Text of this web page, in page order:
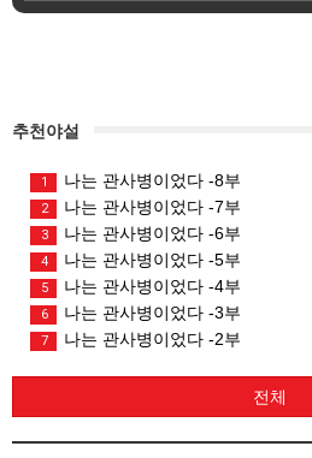
추천야설
1 나는 관사병이었다 -8부
2 나는 관사병이었다 -7부
3 나는 관사병이었다 -6부
4 나는 관사병이었다 -5부
5 나는 관사병이었다 -4부
6 나는 관사병이었다 -3부
7 나는 관사병이었다 -2부
전체